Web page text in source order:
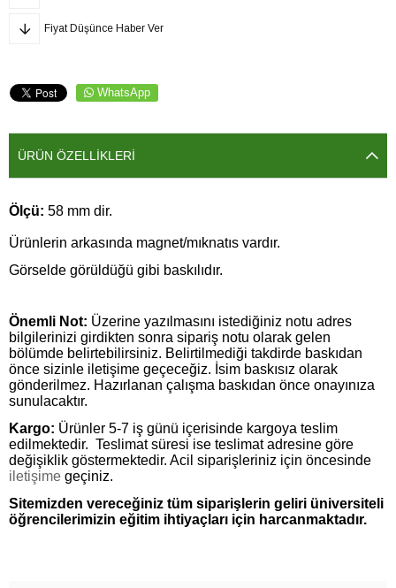
Fiyat Düşünce Haber Ver
WhatsApp
ÜRÜN ÖZELLIKLERI
Ölçü: 58 mm dir.
Ürünlerin arkasında magnet/mıknatıs vardır.
Görselde görüldüğü gibi baskılıdır.
Önemli Not: Üzerine yazılmasını istediğiniz notu adres
bilgilerinizi girdikten sonra sipariş notu olarak gelen
bölümde belirtebilirsiniz. Belirtilmediği takdirde baskıdan
önce sizinle iletişime geçeceğiz. İsim baskısız olarak
gönderilmez. Hazırlanan çalışma baskıdan önce onayınıza
sunulacaktır.
Kargo: Ürünler 5-7 iş günü içerisinde kargoya teslim
edilmektedir. Teslimat süresi ise teslimat adresine göre
değişiklik göstermektedir. Acil siparişleriniz için öncesinde
iletişime geçiniz.
Sitemizden vereceğiniz tüm siparişlerin geliri üniversiteli
öğrencilerimizin eğitim ihtiyaçları için harcanmaktadır.